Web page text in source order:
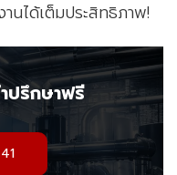
นได้เต็มประสิทธิภาพ!
ปรึกษาฟรี